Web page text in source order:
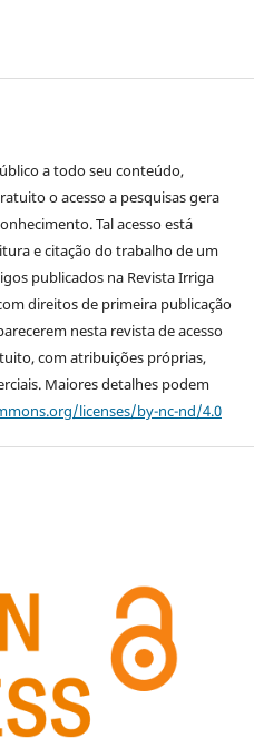
a todo seu conteúdo,
o acesso a pesquisas gera
Tal acesso está
e citação do trabalho de um
publicados na Revista Irriga
direitos de primeira publicação
nesta revista de acesso
com atribuições próprias,
Maiores detalhes podem
licenses/by-nc-nd/4.0